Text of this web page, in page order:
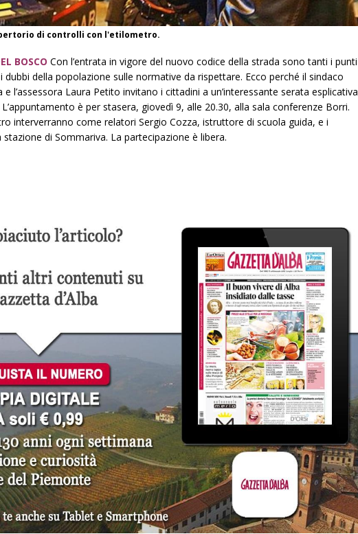
di controlli con l'etilometro.
BOSCO Con l’entrata in vigore del nuovo codice della strada sono tanti i punti
dubbi della popolazione sulle normative da rispettare. Ecco perché il sindaco
e l’assessora Laura Petito invitano i cittadini a un’interessante serata esplicativa
L’appuntamento è per stasera, giovedì 9, alle 20.30, alla sala conferenze Borri.
interverranno come relatori Sergio Cozza, istruttore di scuola guida, e i
stazione di Sommariva. La partecipazione è libera.